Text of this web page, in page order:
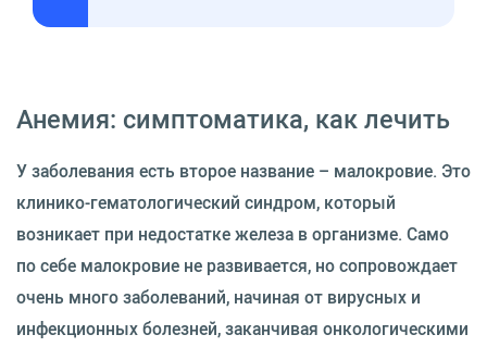
Анемия: симптоматика, как лечить
У заболевания есть второе название – малокровие. Это
клинико-гематологический синдром, который
возникает при недостатке железа в организме. Само
по себе малокровие не развивается, но сопровождает
очень много заболеваний, начиная от вирусных и
инфекционных болезней, заканчивая онкологическими